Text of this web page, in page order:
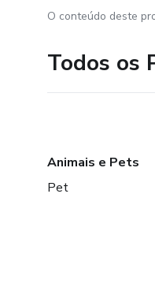
O conteúdo deste
Todos os
Animais e Pets
Pet